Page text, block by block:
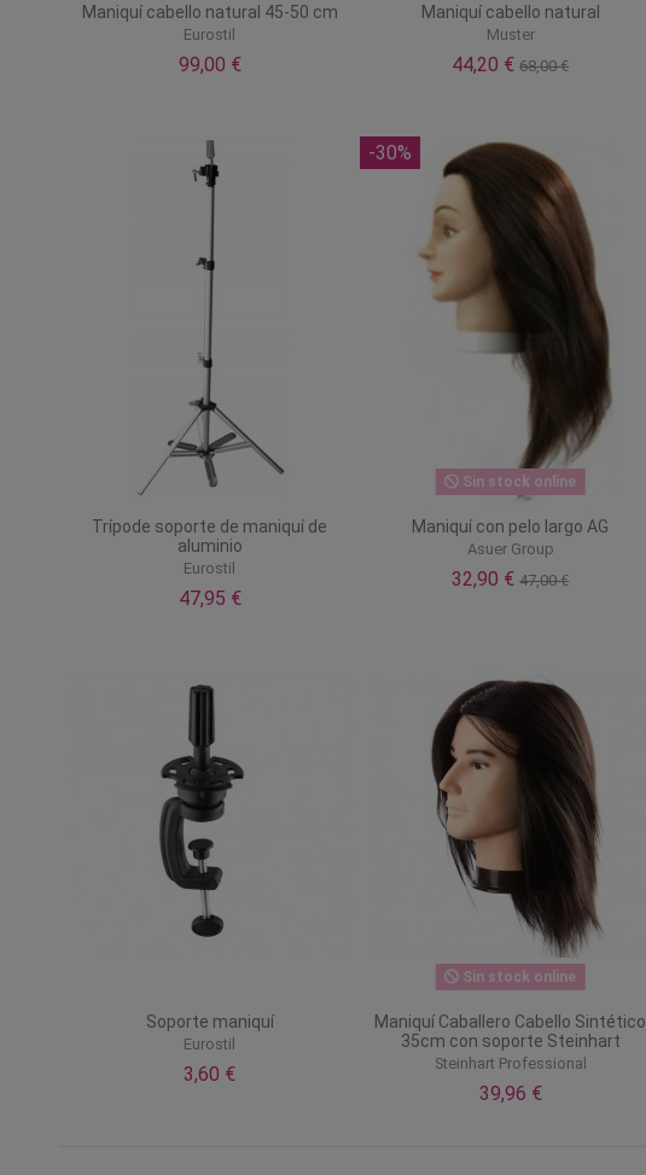
Maniquí cabello natural 45-50 cm
Eurostil
99,00 €
Maniquí cabello natural
Muster
44,20 €68,00 €
Trípode soporte de maniquí de
aluminio
Eurostil
47,95 €
-30%
Sin stock online
Maniquí con pelo largo AG
Asuer Group
32,90 €47,00 €
Soporte maniquí
Eurostil
3,60 €
Sin stock online
Maniquí Caballero Cabello Sintético
35cm con soporte Steinhart
Steinhart Professional
39,96 €